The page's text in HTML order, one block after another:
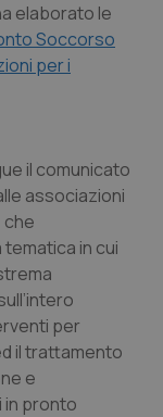
Ulcerosa
elaborato le
Soccorso
per i
il comunicato
associazioni
che
in cui
per
il trattamento
e
in pronto